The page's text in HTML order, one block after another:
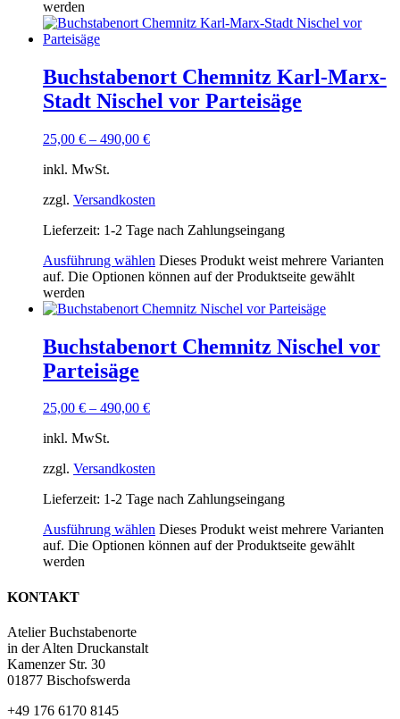
werden
Buchstabenort Chemnitz Karl-Marx-
Stadt Nischel vor Parteisäge
25,00 € – 490,00 €
inkl. MwSt.
zzgl. Versandkosten
Lieferzeit: 1-2 Tage nach Zahlungseingang
Ausführung wählen Dieses Produkt weist mehrere Varianten
auf. Die Optionen können auf der Produktseite gewählt
werden
Buchstabenort Chemnitz Nischel vor
Parteisäge
25,00 € – 490,00 €
inkl. MwSt.
zzgl. Versandkosten
Lieferzeit: 1-2 Tage nach Zahlungseingang
Ausführung wählen Dieses Produkt weist mehrere Varianten
auf. Die Optionen können auf der Produktseite gewählt
werden
KONTAKT
Atelier Buchstabenorte
in der Alten Druckanstalt
Kamenzer Str. 30
01877 Bischofswerda
+49 176 6170 8145